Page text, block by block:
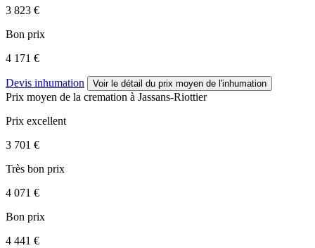
3 823 €
Bon prix
4 171 €
Devis inhumation Voir le détail du prix moyen de l'inhumation
Prix moyen de la cremation à Jassans-Riottier
Prix excellent
3 701 €
Très bon prix
4 071 €
Bon prix
4 441 €